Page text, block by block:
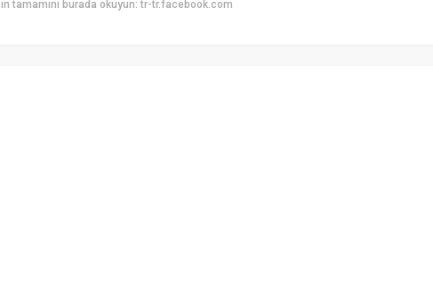
tamamını burada okuyun: tr-tr.facebook.com